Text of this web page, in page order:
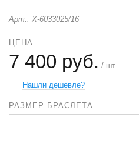
Арт.: X-6033025/16
ЦЕНА
7 400 руб. / шт
Нашли дешевле?
РАЗМЕР БРАСЛЕТА